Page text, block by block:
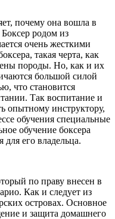
почему она вошла в
родом из
очень жесткими
такая черта, как
породы. Но, как и их
большой силой
что становится
Так воспитание и
опытному инструктору,
обучения специальные
обучение боксера
его владельца.
по праву внесен в
Как и следует из
островах. Основное
и защита домашнего